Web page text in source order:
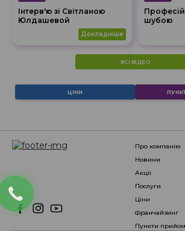
Інтерв'ю зі Світланою
Юлдашевой
докладніше
шубою
ВСІ ВІДЕО
ЦІНИ
про компанію
новини
акції
послуги
ціни
франчайзинг
пункти